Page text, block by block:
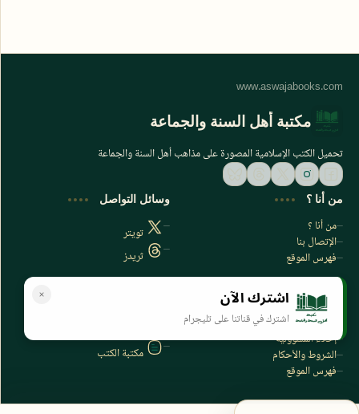
اشترك الآن
اشترك في قناتنا على تليجرام
مكتبة أهل السنة والجماعة
تحميل الكتب الإسلامية المصورة على مذاهب أهل السنة والجماعة
من أنا ؟
من أنا ؟
الإتصال بنا
فهرس الموقع
وسائل التواصل
تويتر
ثريدز
سياسة الخصوصية
سياسة الخصوصية
إخلاء المسؤولية
الشروط والأحكام
فهرس الموقع
مكتبة الكتب